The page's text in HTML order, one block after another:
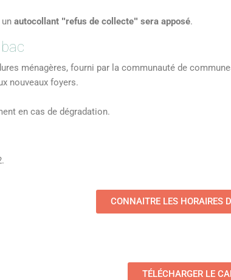
autocollant ʺrefus de collecteʺ sera apposé.
ménagères, fourni par la communauté de
nouveaux foyers.
en cas de dégradation.
CONNAITRE LES HORAIRES
TÉLÉCHARGER LE